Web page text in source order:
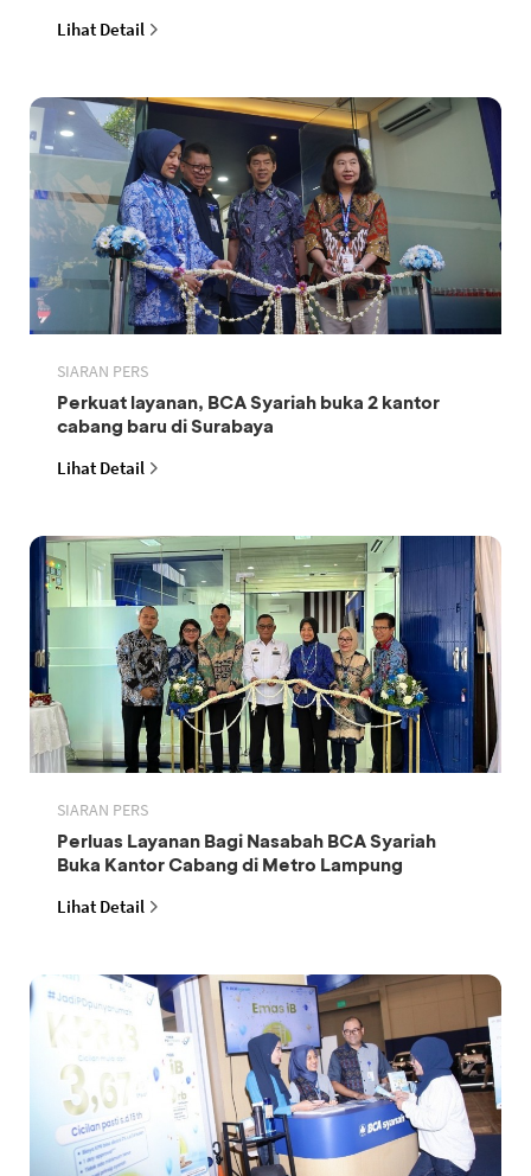
Lihat Detail
SIARAN PERS
Perkuat layanan, BCA Syariah buka 2 kantor
cabang baru di Surabaya
Lihat Detail
SIARAN PERS
Perluas Layanan Bagi Nasabah BCA Syariah
Buka Kantor Cabang di Metro Lampung
Lihat Detail